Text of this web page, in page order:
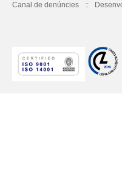
Canal de denúncies